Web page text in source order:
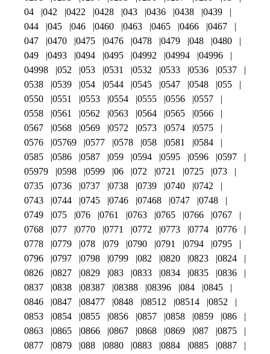
04
042 0422 0428 043 0436 0438
0439
044
045 046 0460 0463 0465 0466
0467
047
0470 0475 0476 0478 0479 048
0480
049
0493 0494 0495 04992 04994
04996
04998
052 053 0531 0532 0533 0536
0537
0538
0539 054 0544 0545 0547 0548
055
0550
0551 0553 0554 0555 0556
0557
0558
0561 0562 0563 0564 0565
0566
0567
0568 0569 0572 0573 0574
0575
0576
05769 0577 0578 058 0581
0584
0585
0586 0587 059 0594 0595 0596
0597
05979
0598 0599 06 072 0721 0725
073
0735
0736 0737 0738 0739 0740
0742
0743
0744 0745 0746 07468 0747
0748
0749
075 076 0761 0763 0765 0766
0767
0768
077 0770 0771 0772 0773 0774
0776
0778
0779 078 079 0790 0791 0794
0795
0796
0797 0798 0799 082 0820 0823
0824
0826
0827 0829 083 0833 0834 0835
0836
0837
0838 08387 08388 08396 084
0845
0846
0847 08477 0848 08512 08514
0852
0853
0854 0855 0856 0857 0858 0859
086
0863
0865 0866 0867 0868 0869 087
0875
0877
0879 088 0880 0883 0884 0885
0887